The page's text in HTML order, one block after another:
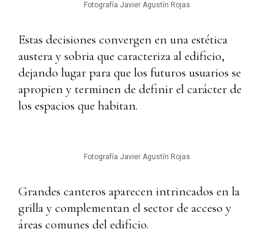
Fotografía Javier Agustín Rojas
Estas decisiones convergen en una estética
austera y sobria que caracteriza al edificio,
dejando lugar para que los futuros usuarios se
apropien y terminen de definir el carácter de
los espacios que habitan.
Fotografía Javier Agustín Rojas
Grandes canteros aparecen intrincados en la
grilla y complementan el sector de acceso y
áreas comunes del edificio.